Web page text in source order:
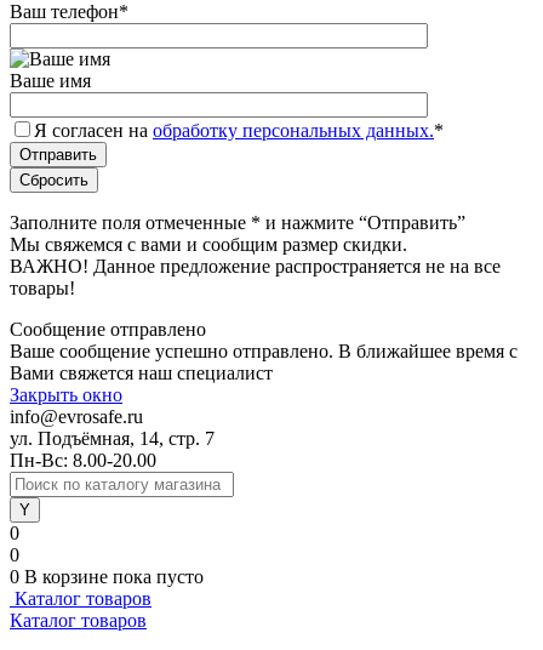
Ваш телефон*
Ваше имя
Я согласен на обработку персональных данных.*
Заполните поля отмеченные * и нажмите “Отправить”
Мы свяжемся с вами и сообщим размер скидки.
ВАЖНО! Данное предложение распространяется не на все
товары!
Сообщение отправлено
Ваше сообщение успешно отправлено. В ближайшее время с
Вами свяжется наш специалист
Закрыть окно
info@evrosafe.ru
ул. Подъёмная, 14, стр. 7
Пн-Вс: 8.00-20.00
0
0
0 В корзине пока пусто
Каталог товаров
Каталог товаров